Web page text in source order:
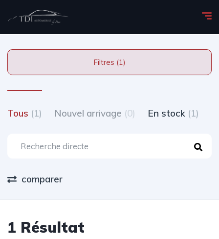
Filtres (1)
Tous (1) Nouvel arrivage (0) En stock (1)
comparer
1 Résultat